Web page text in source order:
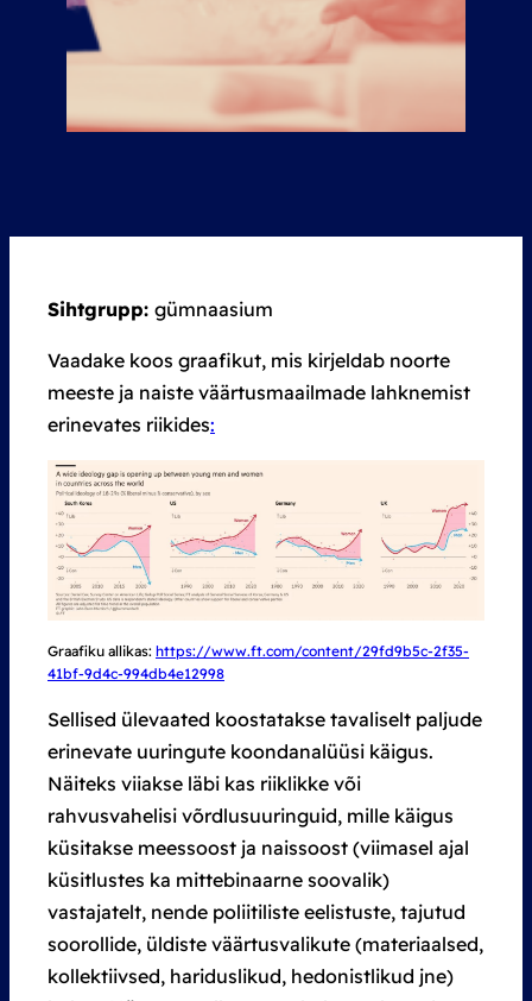
Sihtgrupp: gümnaasium
Vaadake koos graafikut, mis kirjeldab noorte
meeste ja naiste väärtusmaailmade lahknemist
erinevates riikides:
Graafiku allikas: https://www.ft.com/content/29fd9b5c-2f35-
41bf-9d4c-994db4e12998
Sellised ülevaated koostatakse tavaliselt paljude
erinevate uuringute koondanalüüsi käigus.
Näiteks viiakse läbi kas riiklikke või
rahvusvahelisi võrdlusuuringuid, mille käigus
küsitakse meessoost ja naissoost (viimasel ajal
küsitlustes ka mittebinaarne soovalik)
vastajatelt, nende poliitiliste eelistuste, tajutud
soorollide, üldiste väärtusvalikute (materiaalsed,
kollektiivsed, hariduslikud, hedonistlikud jne)